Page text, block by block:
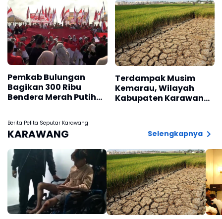
di Cipatat
Pemkab Bulungan
Bagikan 300 Ribu
Bendera Merah Putih
Terdampak Musim
Kemarau, Wilayah
Kabupaten Karawang
Berita Pelita Seputar Karawang
KARAWANG Selengkapnya